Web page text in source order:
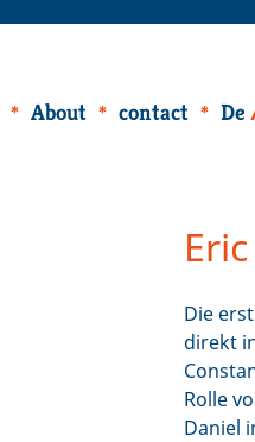
About contact De
Die
direkt
Rolle
Daniel